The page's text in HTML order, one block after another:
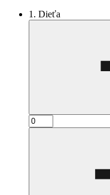
1. Dieťa